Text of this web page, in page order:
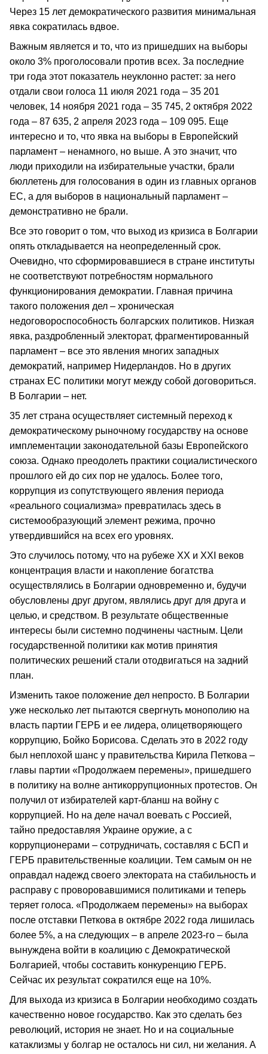
Через 15 лет демократического развития минимальная
явка сократилась вдвое.
Важным является и то, что из пришедших на выборы
около 3% проголосовали против всех. За последние
три года этот показатель неуклонно растет: за него
отдали свои голоса 11 июля 2021 года – 35 201
человек, 14 ноября 2021 года – 35 745, 2 октября 2022
года – 87 635, 2 апреля 2023 года – 109 095. Еще
интересно и то, что явка на выборы в Европейский
парламент – ненамного, но выше. А это значит, что
люди приходили на избирательные участки, брали
бюллетень для голосования в один из главных органов
ЕС, а для выборов в национальный парламент –
демонстративно не брали.
Все это говорит о том, что выход из кризиса в Болгарии
опять откладывается на неопределенный срок.
Очевидно, что сформировавшиеся в стране институты
не соответствуют потребностям нормального
функционирования демократии. Главная причина
такого положения дел – хроническая
недоговороспособность болгарских политиков. Низкая
явка, раздробленный электорат, фрагментированный
парламент – все это явления многих западных
демократий, например Нидерландов. Но в других
странах ЕС политики могут между собой договориться.
В Болгарии – нет.
35 лет страна осуществляет системный переход к
демократическому рыночному государству на основе
имплементации законодательной базы Европейского
союза. Однако преодолеть практики социалистического
прошлого ей до сих пор не удалось. Более того,
коррупция из сопутствующего явления периода
«реального социализма» превратилась здесь в
системообразующий элемент режима, прочно
утвердившийся на всех его уровнях.
Это случилось потому, что на рубеже ХХ и ХХI веков
концентрация власти и накопление богатства
осуществлялись в Болгарии одновременно и, будучи
обусловлены друг другом, являлись друг для друга и
целью, и средством. В результате общественные
интересы были системно подчинены частным. Цели
государственной политики как мотив принятия
политических решений стали отодвигаться на задний
план.
Изменить такое положение дел непросто. В Болгарии
уже несколько лет пытаются свергнуть монополию на
власть партии ГЕРБ и ее лидера, олицетворяющего
коррупцию, Бойко Борисова. Сделать это в 2022 году
был неплохой шанс у правительства Кирила Петкова –
главы партии «Продолжаем перемены», пришедшего
в политику на волне антикоррупционных протестов. Он
получил от избирателей карт-бланш на войну с
коррупцией. Но на деле начал воевать с Россией,
тайно предоставляя Украине оружие, а с
коррупционерами – сотрудничать, составляя с БСП и
ГЕРБ правительственные коалиции. Тем самым он не
оправдал надежд своего электората на стабильность и
расправу с проворовавшимися политиками и теперь
теряет голоса. «Продолжаем перемены» на выборах
после отставки Петкова в октябре 2022 года лишилась
более 5%, а на следующих – в апреле 2023-го – была
вынуждена войти в коалицию с Демократической
Болгарией, чтобы составить конкуренцию ГЕРБ.
Сейчас их результат сократился еще на 10%.
Для выхода из кризиса в Болгарии необходимо создать
качественно новое государство. Как это сделать без
революций, история не знает. Но и на социальные
катаклизмы у болгар не осталось ни сил, ни желания. А